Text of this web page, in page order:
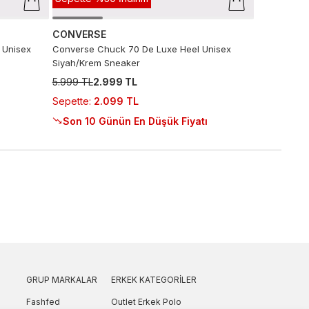
CONVERSE
Converse Chuck 70 De Luxe Heel Unisex
Siyah/Krem Sneaker
5.999 TL2.999 TL
Sepette: 2.099 TL
Son 10 Günün En Düşük Fiyatı
GRUP MARKALAR
Fashfed
ERKEK KATEGORILER
Outlet Erkek Polo